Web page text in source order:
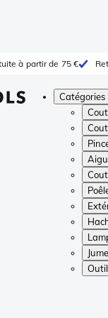
à partir de 75 €
Catégories